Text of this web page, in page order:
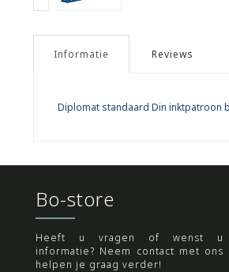
Informatie Reviews
Diplomat standaard Din inktpatroon
Bo-store
Heeft u vragen of wenst u
informatie? Neem contact met ons
helpen je graag verder!